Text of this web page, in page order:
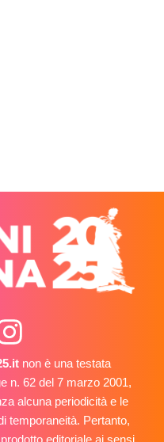
non è una testata
n. 62 del 7 marzo 2001,
alcuna periodicità e le
temporaneità. Pertanto,